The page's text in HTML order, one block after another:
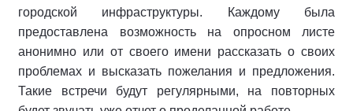
городской инфраструктуры. Каждому была
предоставлена возможность на опросном листе
анонимно или от своего имени рассказать о своих
проблемах и высказать пожелания и предложения.
Такие встречи будут регулярными, на повторных